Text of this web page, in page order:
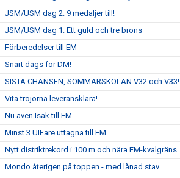
JSM/USM dag 2: 9 medaljer till!
JSM/USM dag 1: Ett guld och tre brons
Förberedelser till EM
Snart dags för DM!
SISTA CHANSEN, SOMMARSKOLAN V32 och V33!
Vita tröjorna leveransklara!
Nu även Isak till EM
Minst 3 UIFare uttagna till EM
Nytt distriktrekord i 100 m och nära EM-kvalgräns
Mondo återigen på toppen - med lånad stav